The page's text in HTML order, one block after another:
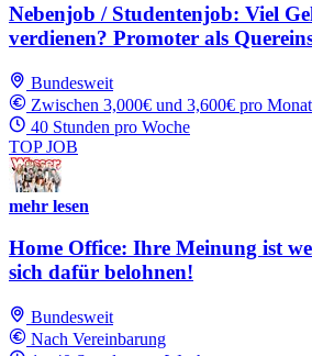
Nebenjob / Studentenjob: Viel
verdienen? Promoter als
Bundesweit
Zwischen 3,000€ und 3,600€ pro Monat
40 Stunden pro Woche
TOP JOB
mehr lesen
Home Office: Ihre Meinung ist
sich dafür belohnen!
Bundesweit
Nach Vereinbarung